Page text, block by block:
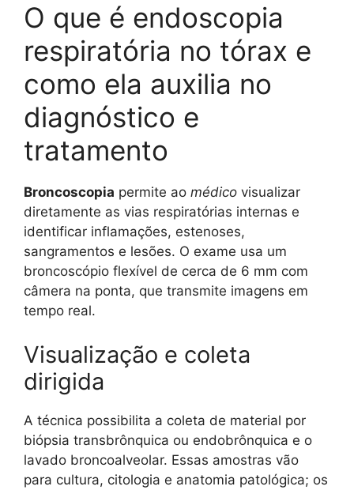
O que é endoscopia
respiratória no tórax e
como ela auxilia no
diagnóstico e
tratamento
Broncoscopia permite ao médico visualizar
diretamente as vias respiratórias internas e
identificar inflamações, estenoses,
sangramentos e lesões. O exame usa um
broncoscópio flexível de cerca de 6 mm com
câmera na ponta, que transmite imagens em
tempo real.
Visualização e coleta
dirigida
A técnica possibilita a coleta de material por
biópsia transbrônquica ou endobrônquica e o
lavado broncoalveolar. Essas amostras vão
para cultura, citologia e anatomia patológica; os